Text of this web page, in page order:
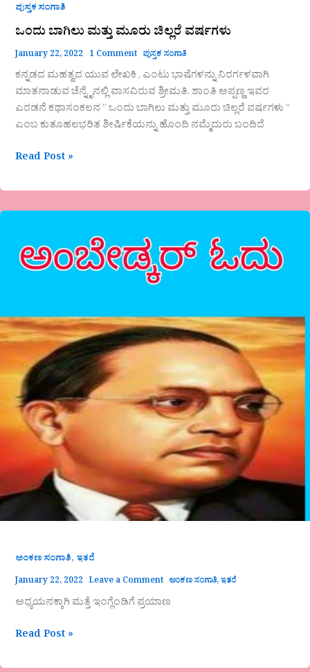
ಪುಸ್ತಕ ಸಂಗಾತಿ
ಒಂದು ಬಾಗಿಲು ಮತ್ತು ಮೂರು ಚಿಲ್ಲರೆ ವರ್ಷಗಳು
January 22, 2022 1 Comment ಪುಸ್ತಕ ಸಂಗಾತಿ
ಕನ್ನಡದ ಮಹತ್ವದ ಯುವ ಲೇಖಕಿ , ಎಂಟು ಭಾಷೆಗಳನ್ನು ನಿರರ್ಗಳವಾಗಿ
ಮಾತನಾಡುವ ಚೆನ್ನೈನಲ್ಲಿ ವಾಸವಿರುವ ಶ್ರೀಮತಿ. ಶಾಂತಿ ಅಪ್ಪಣ್ಣ ಇವರ
ಎರಡನೆ ಕಥಾಸಂಕಲನ ” ಒಂದು ಬಾಗಿಲು ಮತ್ತು ಮೂರು ಚಿಲ್ಲರೆ ವರ್ಷಗಳು ”
ಎಂಬ ಕುತೂಹಲಭರಿತ ಶೀರ್ಷಿಕೆಯನ್ನು ಹೊಂದಿ ನಮ್ಮೆದುರು ಬಂದಿದೆ
Read Post »
ಅಂಕಣ ಸಂಗಾತಿ, ಇತರೆ
January 22, 2022 Leave a Comment ಅಂಕಣ ಸಂಗಾತಿ,ಇತರೆ
ಅಧ್ಯಯನಕ್ಕಾಗಿ ಮತ್ತೆ ಇಂಗ್ಲೆಂಡಿಗೆ ಪ್ರಯಾಣ
Read Post »